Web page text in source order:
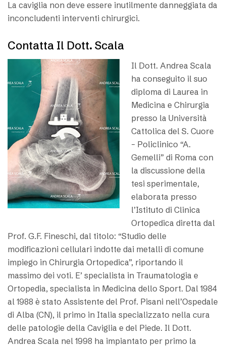
La caviglia non deve essere inutilmente danneggiata da
inconcludenti interventi chirurgici.
Contatta Il Dott. Scala
Il Dott. Andrea Scala
ha conseguito il suo
diploma di Laurea in
Medicina e Chirurgia
presso la Università
Cattolica del S. Cuore
– Policlinico “A.
Gemelli” di Roma con
la discussione della
tesi sperimentale,
elaborata presso
l’Istituto di Clinica
Ortopedica diretta dal
Prof. G.F. Fineschi, dal titolo: “Studio delle
modificazioni cellulari indotte dai metalli di comune
impiego in Chirurgia Ortopedica”, riportando il
massimo dei voti. E’ specialista in Traumatologia e
Ortopedia, specialista in Medicina dello Sport. Dal 1984
al 1988 è stato Assistente del Prof. Pisani nell’Ospedale
di Alba (CN), il primo in Italia specializzato nella cura
delle patologie della Caviglia e del Piede. Il Dott.
Andrea Scala nel 1998 ha impiantato per primo la